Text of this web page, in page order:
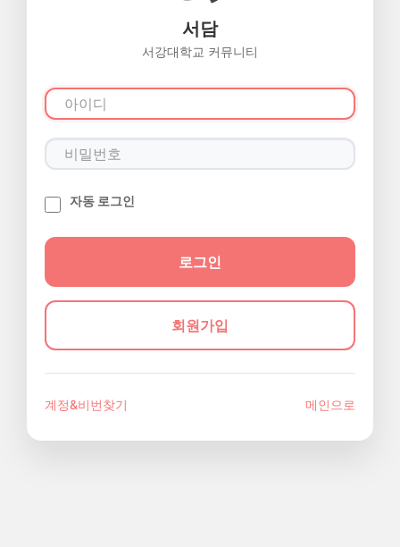
서담
서강대학교 커뮤니티
자동 로그인
회원가입
계정&비번찾기 메인으로